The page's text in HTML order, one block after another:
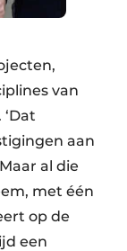
van
aan
al die
met één
op de
een